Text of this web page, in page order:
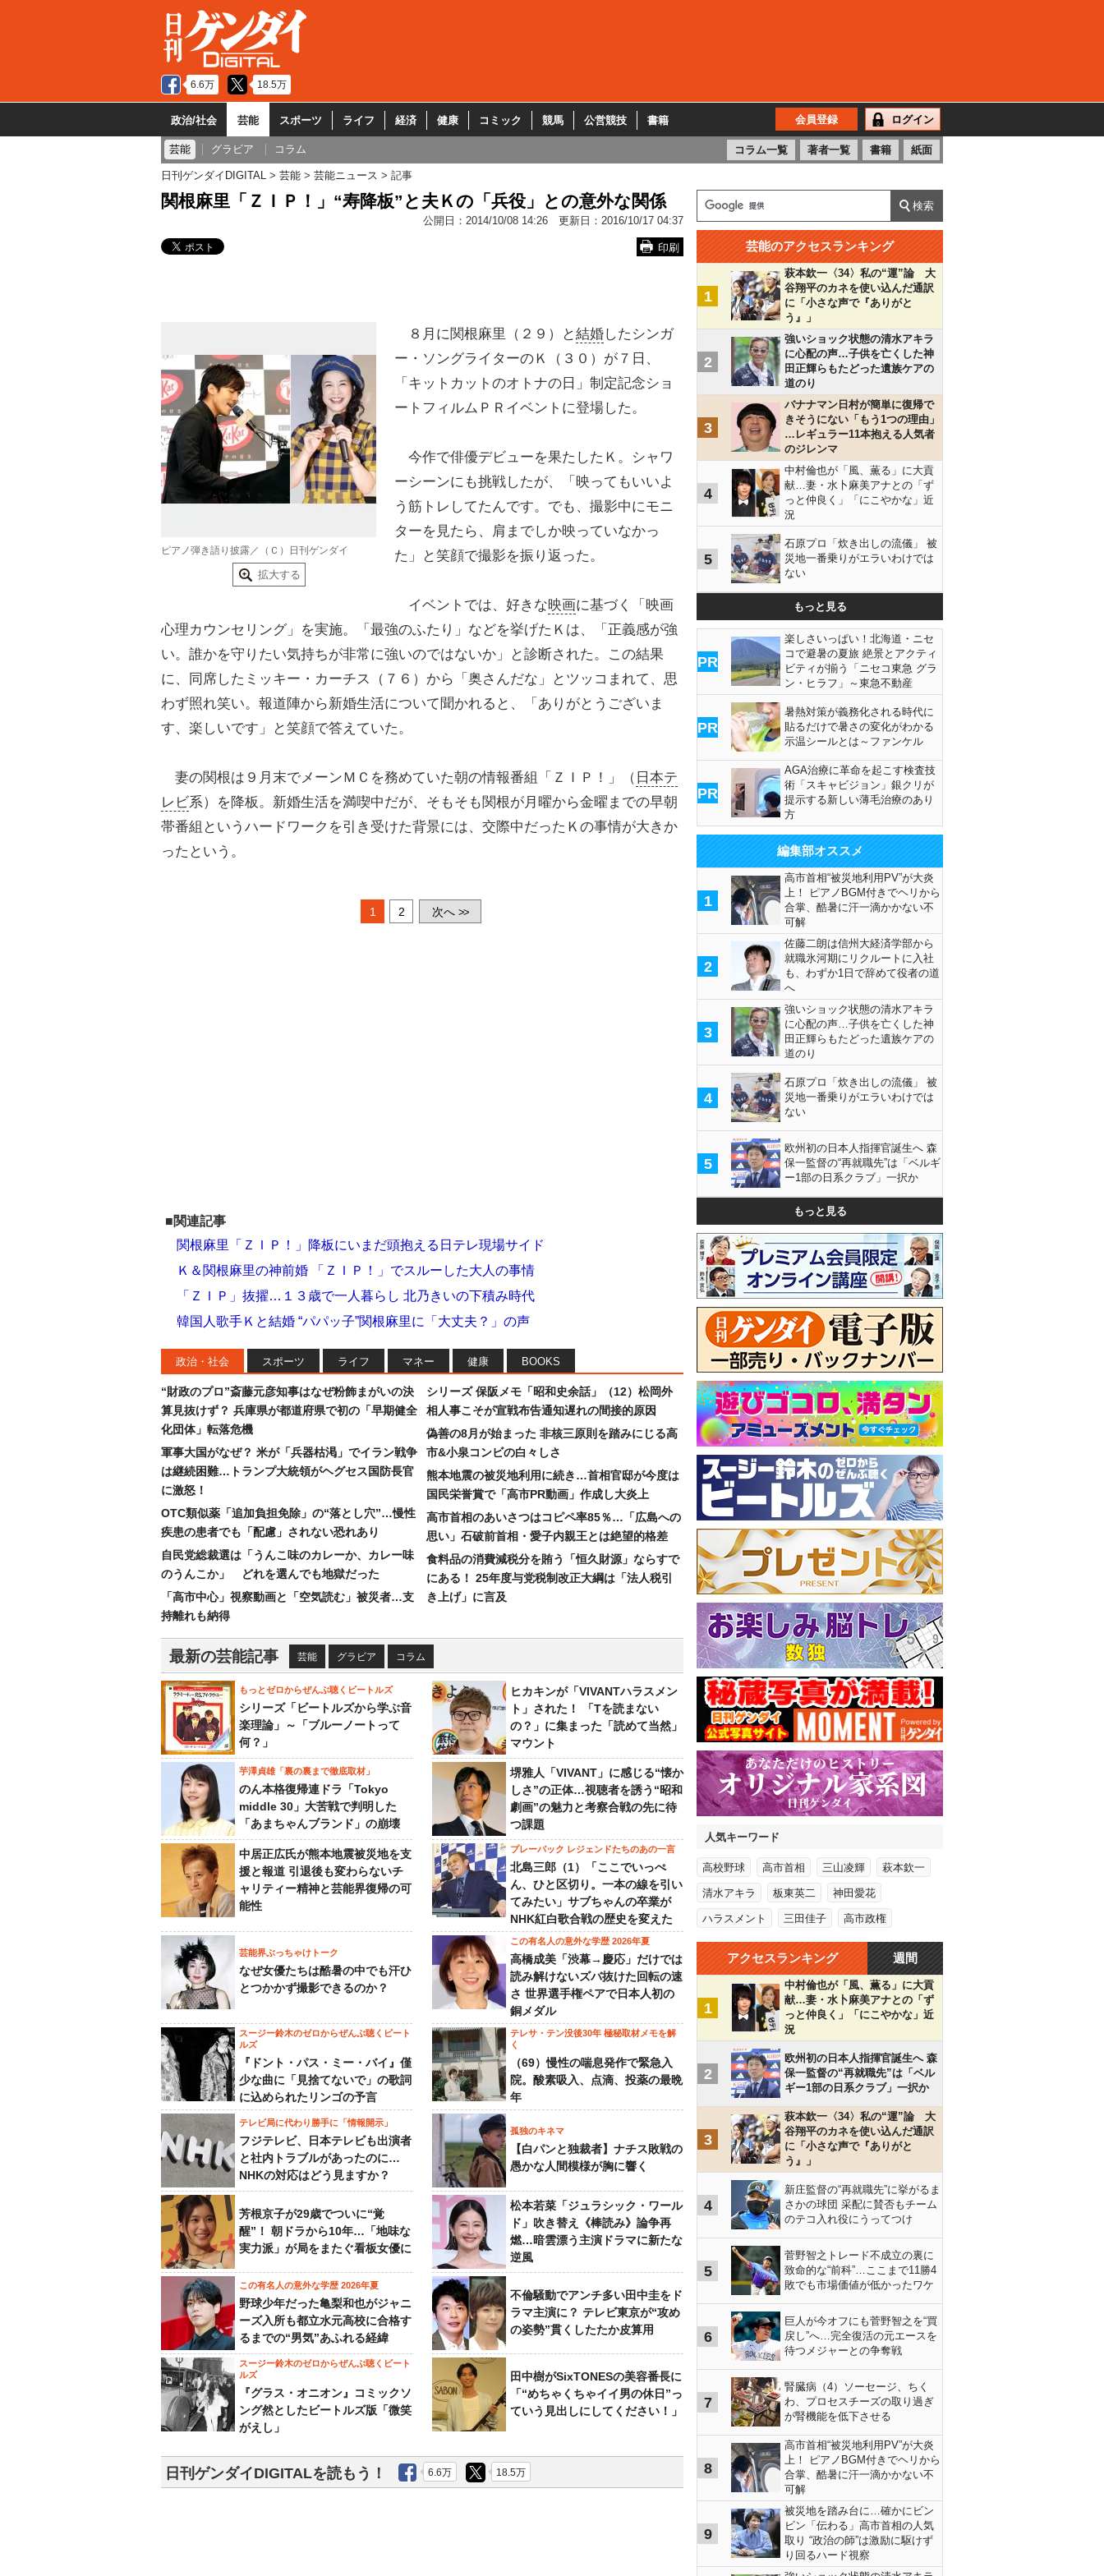
6.6万 18.5万
政治/社会 芸能 スポーツ ライフ 経済 健康 コミック 競馬 公営競技 書籍 会員登録 ログイン
芸能 グラビア コラム コラム一覧 著者一覧 書籍 紙面
日刊ゲンダイDIGITAL 芸能 芸能ニュース 記事
関根麻里「ＺＩＰ！」“寿降板”と夫Ｋの「兵役」との意外な関係
公開日： 2014/10/08 14:26 更新日： 2016/10/17 04:37
印刷
ピアノ弾き語り披露／（Ｃ）日刊ゲンダイ
拡大する
８月に関根麻里（２９）と結婚したシンガ
ー・ソングライターのＫ（３０）が７日、
「キットカットのオトナの日」制定記念ショ
ートフィルムＰＲイベントに登場した。
今作で俳優デビューを果たしたＫ。シャワ
ーシーンにも挑戦したが、「映ってもいいよ
う筋トレしてたんです。でも、撮影中にモニ
ターを見たら、肩までしか映っていなかっ
た」と笑顔で撮影を振り返った。
イベントでは、好きな映画に基づく「映画
心理カウンセリング」を実施。「最強のふたり」などを挙げたＫは、「正義感が強
い。誰かを守りたい気持ちが非常に強いのではないか」と診断された。この結果
に、同席したミッキー・カーチス（７６）から「奥さんだな」とツッコまれて、思
わず照れ笑い。報道陣から新婚生活について聞かれると、「ありがとうございま
す、楽しいです」と笑顔で答えていた。
妻の関根は９月末でメーンＭＣを務めていた朝の情報番組「ＺＩＰ！」（ 日本テ
レビ系）を降板。新婚生活を満喫中だが、そもそも関根が月曜から金曜までの早朝
帯番組というハードワークを引き受けた背景には、交際中だったＫの事情が大きか
ったという。
1 2 次へ >>
■関連記事
関根麻里「ＺＩＰ！」降板にいまだ頭抱える日テレ現場サイド
Ｋ＆関根麻里の神前婚 「ＺＩＰ！」でスルーした大人の事情
「ＺＩＰ」抜擢…１３歳で一人暮らし 北乃きいの下積み時代
韓国人歌手Ｋと結婚 “パパッ子”関根麻里に「大丈夫？」の声
政治・社会 スポーツ ライフ マネー 健康 BOOKS
“財政のプロ”斎藤元彦知事はなぜ粉飾まがいの決
算見抜けず？ 兵庫県が都道府県で初の「早期健全
化団体」転落危機
軍事大国がなぜ？ 米が「兵器枯渇」でイラン戦争
は継続困難…トランプ大統領がヘグセス国防長官
に激怒！
OTC類似薬「追加負担免除」の“落とし穴”…慢性
疾患の患者でも「配慮」されない恐れあり
自民党総裁選は「うんこ味のカレーか、カレー味
のうんこか」 どれを選んでも地獄だった
「高市中心」視察動画と「空気読む」被災者…支
持離れも納得
シリーズ 保阪メモ「昭和史余話」（12）松岡外
相人事こそが宣戦布告通知遅れの間接的原因
偽善の8月が始まった 非核三原則を踏みにじる高
市&小泉コンビの白々しさ
熊本地震の被災地利用に続き…首相官邸が今度は
国民栄誉賞で「高市PR動画」作成し大炎上
高市首相のあいさつはコピペ率85％…「広島への
思い」石破前首相・愛子内親王とは絶望的格差
食料品の消費減税分を賄う「恒久財源」ならすで
にある！ 25年度与党税制改正大綱は「法人税引
き上げ」に言及
最新の芸能記事 芸能 グラビア コラム
もっとゼロからぜんぶ聴くビートルズ
シリーズ「ビートルズから学ぶ音
楽理論」～「ブルーノートって
何？」
ヒカキンが「VIVANTハラスメン
ト」された！ 「Tを読まない
の？」に集まった「読めて当然」
マウント
芋澤貞雄「裏の裏まで徹底取材」
のん本格復帰連ドラ「Tokyo
middle 30」大苦戦で判明した
「あまちゃんブランド」の崩壊
堺雅人「VIVANT」に感じる“懐か
しさ”の正体…視聴者を誘う“昭和
劇画”の魅力と考察合戦の先に待
つ課題
中居正広氏が熊本地震被災地を支
援と報道 引退後も変わらないチ
ャリティー精神と芸能界復帰の可
能性
プレーバック レジェンドたちのあの一言
北島三郎（1）「ここでいっぺ
ん、ひと区切り。一本の線を引い
てみたい」サブちゃんの卒業が
NHK紅白歌合戦の歴史を変えた
芸能界ぶっちゃけトーク
なぜ女優たちは酷暑の中でも汗ひ
とつかかず撮影できるのか？
この有名人の意外な学歴 2026年夏
高橋成美「渋幕→慶応」だけでは
読み解けないズバ抜けた回転の速
さ 世界選手権ペアで日本人初の
銅メダル
スージー鈴木のゼロからぜんぶ聴くビート
ルズ
『ドント・パス・ミー・バイ』僅
少な曲に「見捨てないで」の歌詞
に込められたリンゴの予言
テレサ・テン没後30年 極秘取材メモを解
く
（69）慢性の喘息発作で緊急入
院。酸素吸入、点滴、投薬の最晩
年
テレビ局に代わり勝手に「情報開示」
フジテレビ、日本テレビも出演者
と社内トラブルがあったのに…
NHKの対応はどう見ますか？
孤独のキネマ
【白パンと独裁者】ナチス敗戦の
愚かな人間模様が胸に響く
芳根京子が29歳でついに“覚
醒”！ 朝ドラから10年…「地味な
実力派」が局をまたぐ看板女優に
松本若菜「ジュラシック・ワール
ド」吹き替え《棒読み》論争再
燃…暗雲漂う主演ドラマに新たな
逆風
この有名人の意外な学歴 2026年夏
野球少年だった亀梨和也がジャニ
ーズ入所も都立水元高校に合格す
るまでの“男気”あふれる経緯
不倫騒動でアンチ多い田中圭をド
ラマ主演に？ テレビ東京が“攻め
の姿勢”貫くしたたか皮算用
スージー鈴木のゼロからぜんぶ聴くビート
ルズ
『グラス・オニオン』コミックソ
ング然としたビートルズ版「微笑
がえし」
田中樹がSixTONESの美容番長に
「“めちゃくちゃイイ男の休日”っ
ていう見出しにしてください！」
日刊ゲンダイDIGITALを読もう！ 6.6万 18.5万
芸能のアクセスランキング
1
萩本欽一〈34〉私の“運”論 大
谷翔平のカネを使い込んだ通訳
に「小さな声で『ありがと
う』」
2
強いショック状態の清水アキラ
に心配の声…子供を亡くした神
田正輝らもたどった遺族ケアの
道のり
3
バナナマン日村が簡単に復帰で
きそうにない「もう1つの理由」
…レギュラー11本抱える人気者
のジレンマ
4
中村倫也が「風、薫る」に大貢
献…妻・水卜麻美アナとの「ず
っと仲良く」「にこやかな」近
況
5
石原プロ「炊き出しの流儀」 被
災地一番乗りがエラいわけでは
ない
もっと見る
PR
楽しさいっぱい！北海道・ニセ
コで避暑の夏旅 絶景とアクティ
ビティが揃う「ニセコ東急 グラ
ン・ヒラフ」～東急不動産
PR
暑熱対策が義務化される時代に
貼るだけで暑さの変化がわかる
示温シールとは～ファンケル
PR
AGA治療に革命を起こす検査技
術「スキャビジョン」銀クリが
提示する新しい薄毛治療のあり
方
編集部オススメ
1
高市首相“被災地利用PV”が大炎
上！ ピアノBGM付きでヘリから
合掌、酷暑に汗一滴かかない不
可解
2
佐藤二朗は信州大経済学部から
就職氷河期にリクルートに入社
も、わずか1日で辞めて役者の道
へ
3
強いショック状態の清水アキラ
に心配の声…子供を亡くした神
田正輝らもたどった遺族ケアの
道のり
4
石原プロ「炊き出しの流儀」 被
災地一番乗りがエラいわけでは
ない
5
欧州初の日本人指揮官誕生へ 森
保一監督の“再就職先”は「ベルギ
ー1部の日系クラブ」一択か
もっと見る
人気キーワード
高校野球 高市首相 三山凌輝 萩本欽一
清水アキラ 板東英二 神田愛花
ハラスメント 三田佳子 高市政権
アクセスランキング 週間
1
中村倫也が「風、薫る」に大貢
献…妻・水卜麻美アナとの「ず
っと仲良く」「にこやかな」近
況
2
欧州初の日本人指揮官誕生へ 森
保一監督の“再就職先”は「ベル
ギー1部の日系クラブ」一択か
3
萩本欽一〈34〉私の“運”論 大
谷翔平のカネを使い込んだ通訳
に「小さな声で『ありがと
う』」
4
新庄監督の“再就職先”に挙がるま
さかの球団 采配に賛否もチーム
のテコ入れ役にうってつけ
5
菅野智之トレード不成立の裏に
致命的な“前科”…ここまで11勝4
敗でも市場価値が低かったワケ
6
巨人が今オフにも菅野智之を“買
戻し”へ…完全復活の元エースを
待つメジャーとの争奪戦
7
腎臓病（4）ソーセージ、ちく
わ、プロセスチーズの取り過ぎ
が腎機能を低下させる
8
高市首相“被災地利用PV”が大炎
上！ ピアノBGM付きでヘリから
合掌、酷暑に汗一滴かかない不
可解
9
被災地を踏み台に…確かにビン
ビン「伝わる」高市首相の人気
取り “政治の師”は激励に駆けず
り回るハード視察